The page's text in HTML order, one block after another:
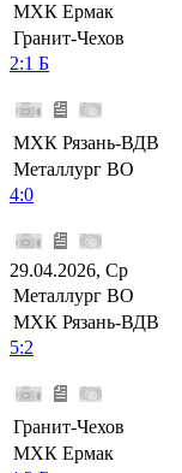
МХК Ермак
Гранит-Чехов
2:1 Б
МХК Рязань-ВДВ
Металлург ВО
4:0
29.04.2026, Ср
Металлург ВО
МХК Рязань-ВДВ
5:2
Гранит-Чехов
МХК Ермак